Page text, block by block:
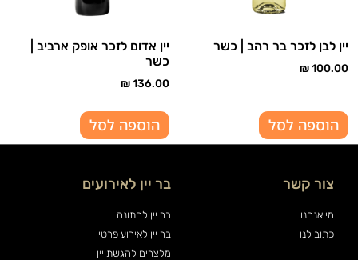
יין לבן לזכר בר רהב | כשר
₪100.00
הוספה לסל
יין אדום לזכר אופק ארביב |
כשר
₪136.00
הוספה לסל
צור קשר
מי אנחנו
כתוב לנו
בר יין לאירועים
בר יין לחתונה
בר יין לאירוע פרטי
מלצרים להגשת יין